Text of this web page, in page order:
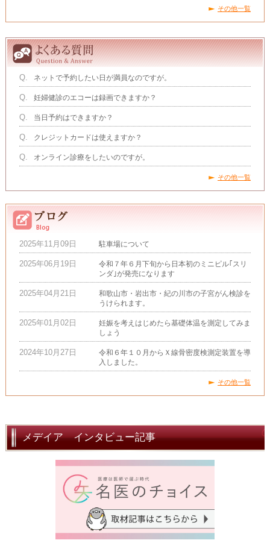
その他一覧
Q. ネットで予約したい日が満員なのですが。
Q. 妊婦健診のエコーは録画できますか？
Q. 当日予約はできますか？
Q. クレジットカードは使えますか？
Q. オンライン診療をしたいのですが。
その他一覧
2025年11月09日 駐車場について
2025年06月19日
令和７年６月下旬から日本初のミニピル｢スリ
ンダ｣が発売になります
2025年04月21日
和歌山市・岩出市・紀の川市の子宮がん検診を
うけられます。
2025年01月02日
妊娠を考えはじめたら基礎体温を測定してみま
しょう
2024年10月27日
令和６年１０月からＸ線骨密度検測定装置を導
入しました。
その他一覧
メデイア インタビュー記事